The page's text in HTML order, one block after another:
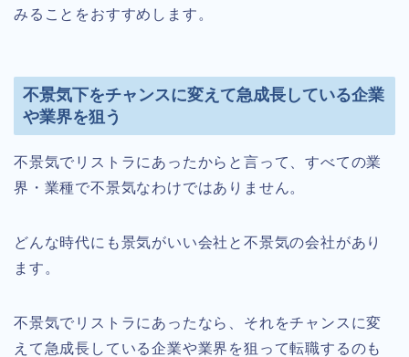
みることをおすすめします。
不景気下をチャンスに変えて急成長している企業
や業界を狙う
不景気でリストラにあったからと言って、すべての業
界・業種で不景気なわけではありません。
どんな時代にも景気がいい会社と不景気の会社があり
ます。
不景気でリストラにあったなら、それをチャンスに変
えて急成長している企業や業界を狙って転職するのも